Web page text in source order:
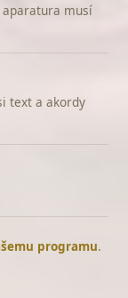
musí
text a akordy
programu.